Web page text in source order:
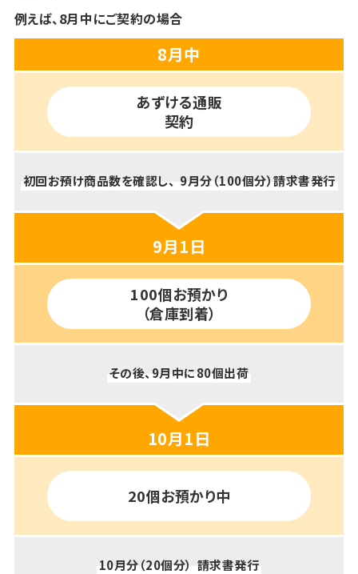
例えば、8月中にご契約の場合
8月中
あずける通販
契約
初回お預け商品数を確認し、 9月分（100個分）請求書発行
9月1日
100個お預かり
（倉庫到着）
その後、9月中に80個出荷
10月1日
20個お預かり中
10月分（20個分） 請求書発行